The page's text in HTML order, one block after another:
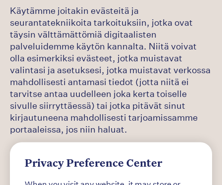
Käytämme joitakin evästeitä ja
seurantatekniikoita tarkoituksiin, jotka ovat
täysin välttämättömiä digitaalisten
palveluidemme käytön kannalta. Niitä voivat
olla esimerkiksi evästeet, jotka muistavat
valintasi ja asetuksesi, jotka muistavat verkossa
mahdollisesti antamasi tiedot (jotta niitä ei
tarvitse antaa uudelleen joka kerta toiselle
sivulle siirryttäessä) tai jotka pitävät sinut
kirjautuneena mahdollisesti tarjoamissamme
portaaleissa, jos niin haluat.
Lisäksi voimme käyttää evästeitä ja
seurantatekniikoita muihin tarkoituksiin, kuten
Privacy Preference Center